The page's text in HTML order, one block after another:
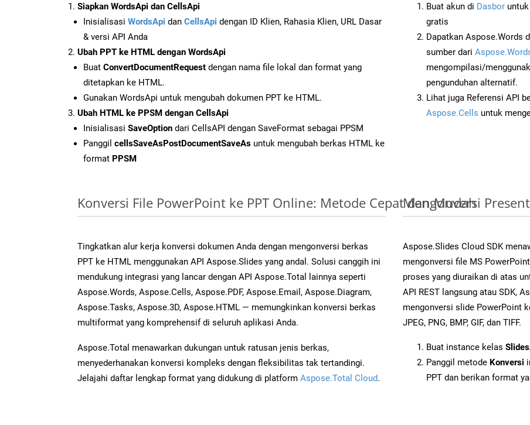
Siapkan WordsApi dan CellsApi
Inisialisasi WordsApi dan CellsApi dengan ID Klien, Rahasia Klien, URL Dasar
& versi API Anda
Ubah PPT ke HTML dengan WordsApi
Buat ConvertDocumentRequest dengan nama file lokal dan format yang
ditetapkan ke HTML.
Gunakan WordsApi untuk mengubah dokumen PPT ke HTML.
Ubah HTML ke PPSM dengan CellsApi
Inisialisasi SaveOption dari CellsAPI dengan SaveFormat sebagai PPSM
Panggil cellsSaveAsPostDocumentSaveAs untuk mengubah berkas HTML ke
format PPSM
Buat akun di Dasbor
gratis
Dapatkan Aspose.Words
sumber dari
mengompilasi/
pengunduhan alternatif.
Lihat juga Referensi API
Aspose.Cells untuk
Konversi File PowerPoint ke PPT Online: Metode Cepat dan Mudah
Tingkatkan alur kerja konversi dokumen Anda dengan mengonversi berkas
PPT ke HTML menggunakan API Aspose.Slides yang andal. Solusi canggih ini
mendukung integrasi yang lancar dengan API Aspose.Total lainnya seperti
Aspose.Words, Aspose.Cells, Aspose.PDF, Aspose.Email, Aspose.Diagram,
Aspose.Tasks, Aspose.3D, Aspose.HTML — memungkinkan konversi berkas
multiformat yang komprehensif di seluruh aplikasi Anda.
Aspose.Total menawarkan dukungan untuk ratusan jenis berkas,
menyederhanakan konversi kompleks dengan fleksibilitas tak tertandingi.
Jelajahi daftar lengkap format yang didukung di platform Aspose.Total Cloud.
Mengonversi
Aspose.Slides Cloud SDK
mengonversi file MS
proses yang diuraikan di atas
API REST langsung atau SDK,
mengonversi slide PowerPoint
JPEG, PNG, BMP, GIF, dan TIFF.
Buat instance kelas
Panggil metode Konversi
PPT dan berikan format